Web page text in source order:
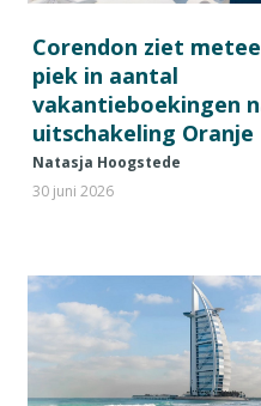
Corendon ziet
piek in aantal
vakantieboekingen
uitschakeling Oranje
Natasja Hoogstede
30 juni 2026